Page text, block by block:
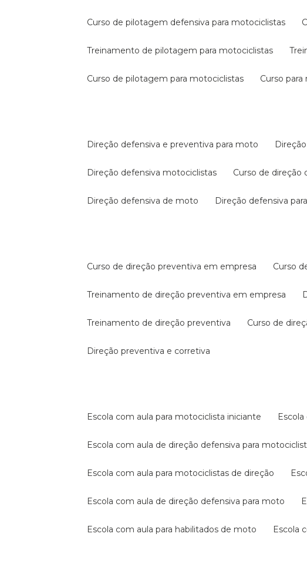
curso de pilotagem defensiva para motociclistas
treinamento de pilotagem para motociclistas
curso de pilotagem para motociclistas curso
direção defensiva e preventiva para moto
direção defensiva motociclistas curso de direção
direção defensiva de moto direção defensiva
curso de direção preventiva em empresa curso
treinamento de direção preventiva em empresa
treinamento de direção preventiva curso de
direção preventiva e corretiva
escola com aula para motociclista iniciante
escola com aula de direção defensiva para
escola com aula para motociclistas de direção
escola com aula de direção defensiva para moto
escola com aula para habilitados de moto escola